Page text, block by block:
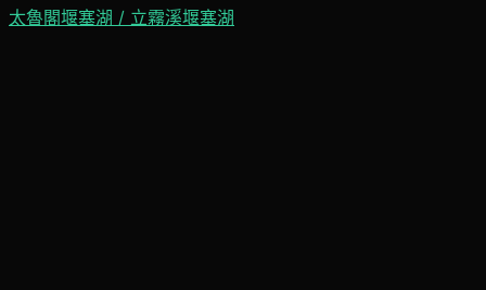
太魯閣堰塞湖 / 立霧溪堰塞湖